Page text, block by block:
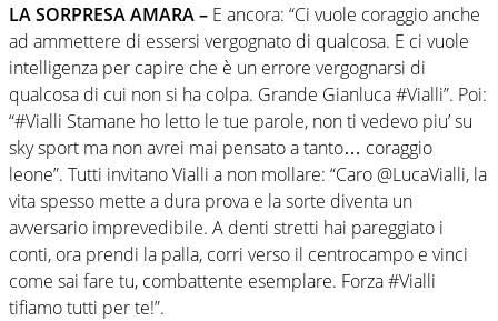
LA SORPRESA AMARA – E ancora: “Ci vuole coraggio anche
ad ammettere di essersi vergognato di qualcosa. E ci vuole
intelligenza per capire che è un errore vergognarsi di
qualcosa di cui non si ha colpa. Grande Gianluca #Vialli”. Poi:
“#Vialli Stamane ho letto le tue parole, non ti vedevo piu’ su
sky sport ma non avrei mai pensato a tanto… coraggio
leone”. Tutti invitano Vialli a non mollare: “Caro @LucaVialli, la
vita spesso mette a dura prova e la sorte diventa un
avversario imprevedibile. A denti stretti hai pareggiato i
conti, ora prendi la palla, corri verso il centrocampo e vinci
come sai fare tu, combattente esemplare. Forza #Vialli
tifiamo tutti per te!”.